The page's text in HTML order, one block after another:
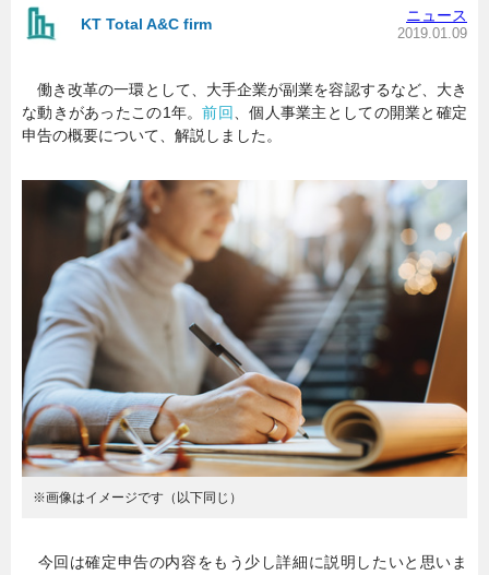
専門家インタビュー
副業 ニュース
グルメ スキル
暮らし エンタメ
連載一覧
KT Total A&C firm ニュース
2019.01.09
働き改革の一環として、大手企業が副業を容認するなど、大き
な動きがあったこの1年。前回
、個人事業主としての開業と確定
申告の概要について、解説しました。
※画像はイメージです（以下同じ）
今回は確定申告の内容をもう少し詳細に説明したいと思いま